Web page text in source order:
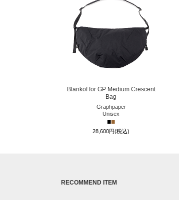
Blankof for GP Medium Crescent
Bag
Graphpaper
Unisex
■■
28,600円(税込)
RECOMMEND ITEM